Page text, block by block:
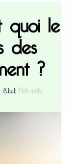
quoi le
des
?
&bull; Méli mélo